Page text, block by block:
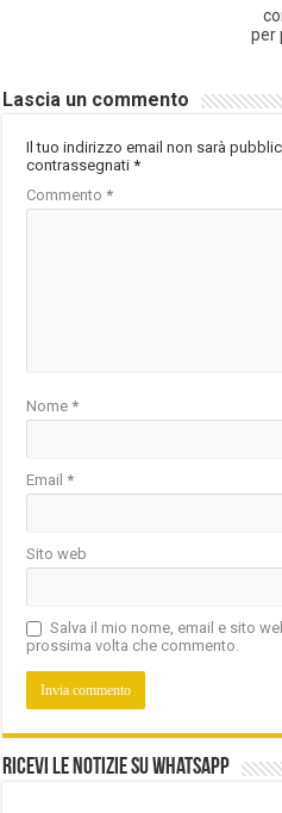
per
Lascia un commento
Il tuo indirizzo email non sarà
contrassegnati*
Commento*
Nome*
Email*
Sito web
Salva il mio nome, email e sito
prossima volta che commento.
Ricevi le notizie su Whatsapp